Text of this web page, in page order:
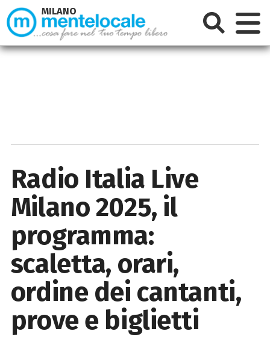
Radio Italia Live
Milano 2025, il
programma:
scaletta, orari,
ordine dei cantanti,
prove e biglietti
MILANO